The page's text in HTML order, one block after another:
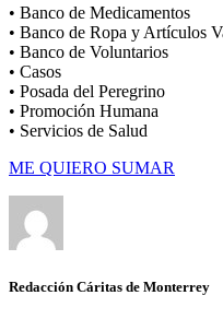
• Banco de Medicamentos
• Banco de Ropa y Artículos
• Banco de Voluntarios
• Casos
• Posada del Peregrino
• Promoción Humana
• Servicios de Salud
ME QUIERO SUMAR
Redacción Cáritas de Monterrey